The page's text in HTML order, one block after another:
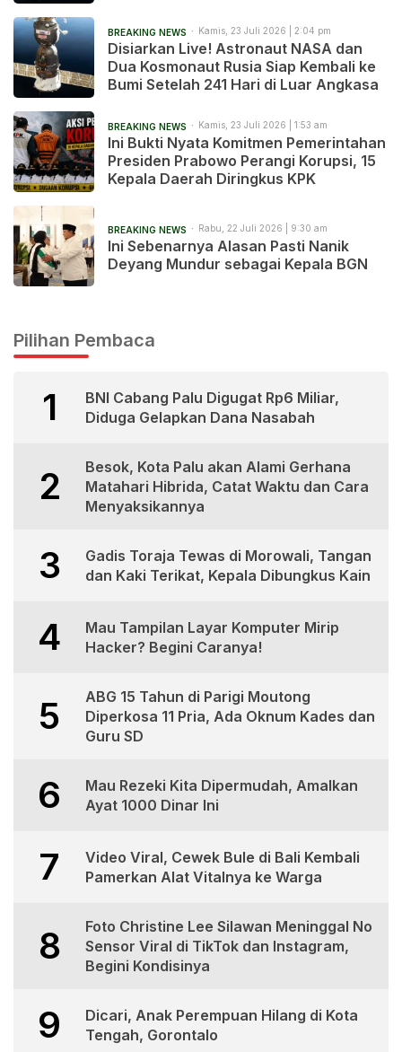
BREAKING NEWS Kamis, 23 Juli 2026 | 2:04 pm
Disiarkan Live! Astronaut NASA dan
Dua Kosmonaut Rusia Siap Kembali ke
Bumi Setelah 241 Hari di Luar Angkasa
BREAKING NEWS Kamis, 23 Juli 2026 | 1:53 am
Ini Bukti Nyata Komitmen Pemerintahan
Presiden Prabowo Perangi Korupsi, 15
Kepala Daerah Diringkus KPK
BREAKING NEWS Rabu, 22 Juli 2026 | 9:30 am
Ini Sebenarnya Alasan Pasti Nanik
Deyang Mundur sebagai Kepala BGN
Pilihan Pembaca
1
BNI Cabang Palu Digugat Rp6 Miliar,
Diduga Gelapkan Dana Nasabah
2
Besok, Kota Palu akan Alami Gerhana
Matahari Hibrida, Catat Waktu dan Cara
Menyaksikannya
3
Gadis Toraja Tewas di Morowali, Tangan
dan Kaki Terikat, Kepala Dibungkus Kain
4
Mau Tampilan Layar Komputer Mirip
Hacker? Begini Caranya!
5
ABG 15 Tahun di Parigi Moutong
Diperkosa 11 Pria, Ada Oknum Kades dan
Guru SD
6
Mau Rezeki Kita Dipermudah, Amalkan
Ayat 1000 Dinar Ini
7
Video Viral, Cewek Bule di Bali Kembali
Pamerkan Alat Vitalnya ke Warga
8
Foto Christine Lee Silawan Meninggal No
Sensor Viral di TikTok dan Instagram,
Begini Kondisinya
9
Dicari, Anak Perempuan Hilang di Kota
Tengah, Gorontalo